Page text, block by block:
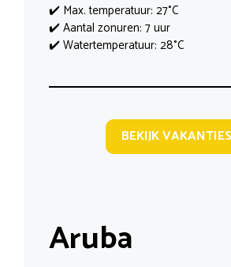
✔️ Max. temperatuur: 27°C
✔️ Aantal zonuren: 7 uur
✔️ Watertemperatuur: 28°C
BEKIJK VAKANTIES
Aruba